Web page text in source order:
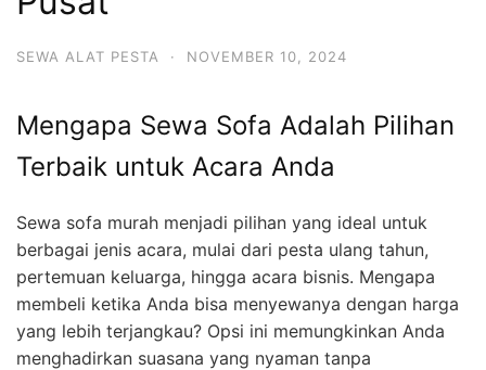
SEWA ALAT PESTA · NOVEMBER 10, 2024
Mengapa Sewa Sofa Adalah Pilihan
Terbaik untuk Acara Anda
Sewa sofa murah menjadi pilihan yang ideal untuk
berbagai jenis acara, mulai dari pesta ulang tahun,
pertemuan keluarga, hingga acara bisnis. Mengapa
membeli ketika Anda bisa menyewanya dengan harga
yang lebih terjangkau? Opsi ini memungkinkan Anda
menghadirkan suasana yang nyaman tanpa